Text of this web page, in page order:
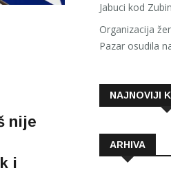
nije
i
Jabuci kod
Organizacija
Pazar osudila
NAJNOVIJI
ARHIVA